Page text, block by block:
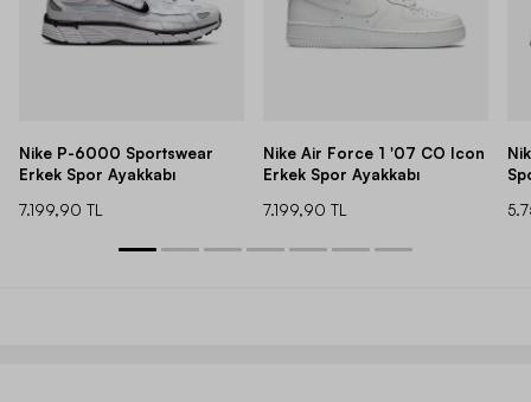
Nike P-6000 Sportswear
Erkek Spor Ayakkabı
7.199,90 TL
Nike Air Force 1 '07 CO Icon
Erkek Spor Ayakkabı
7.199,90 TL